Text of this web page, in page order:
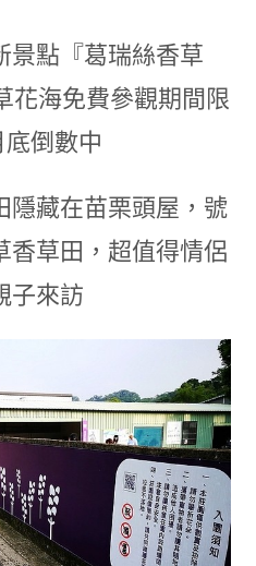
景點『葛瑞絲香草
花海免費參觀期間限
倒數中
隱藏在苗栗頭屋 ，號
香草田 ， 超值得情侶
子來訪